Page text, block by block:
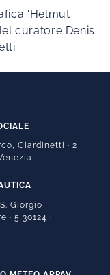
‘Helmut
curatore Denis
Giardinetti · 2
Giorgio
· 5 30124 ·